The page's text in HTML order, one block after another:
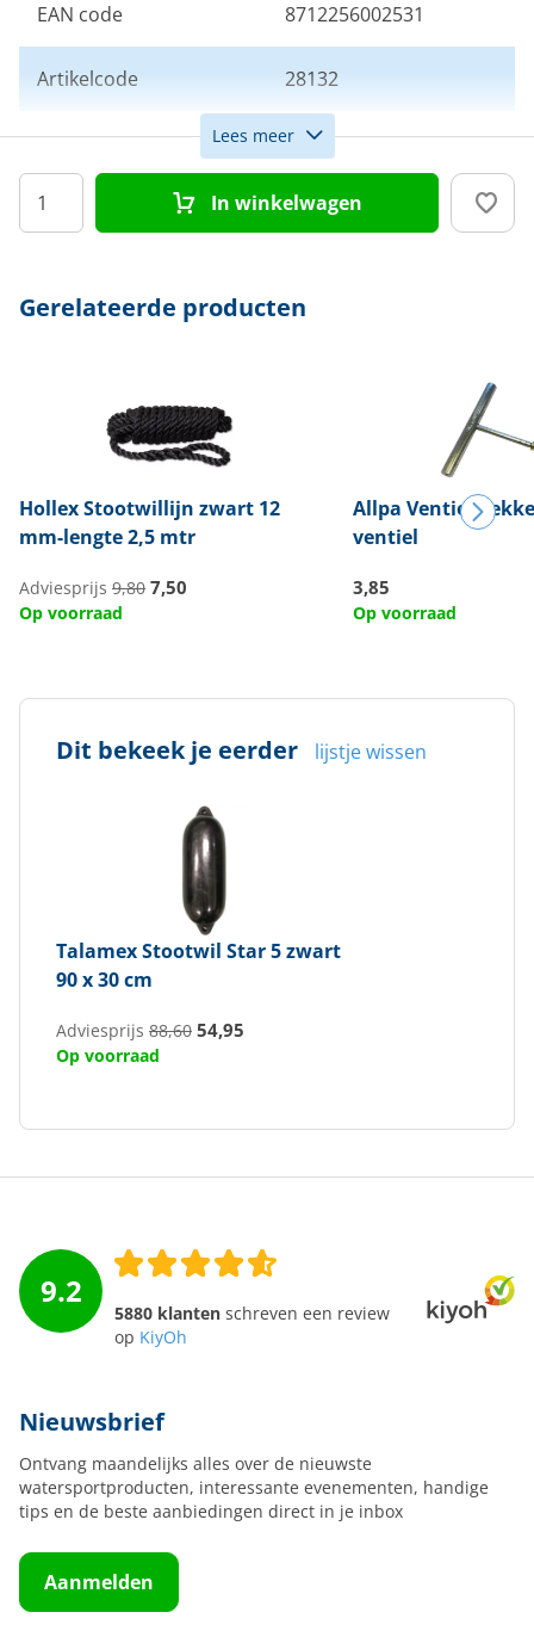
EAN code 8712256002531
Artikelcode 28132
Kleur Zwart
Afmeting 30 x 90 cm
Lees meer
In winkelwagen
Gerelateerde producten
HollexStootwillijn zwart 12
mm-lengte 2,5 mtr
Adviesprijs 9,80 7,50
Op voorraad
Allpa
ventiel
3,85
Op voorraad
Dit bekeek je eerder lijstje wissen
TalamexStootwil Star 5 zwart
90 x 30 cm
Adviesprijs 88,60 54,95
Op voorraad
9.2
5880 klanten schreven een review
op KiyOh
Nieuwsbrief
Ontvang maandelijks alles over de nieuwste
watersportproducten, interessante evenementen, handige
tips en de beste aanbiedingen direct in je inbox
Aanmelden